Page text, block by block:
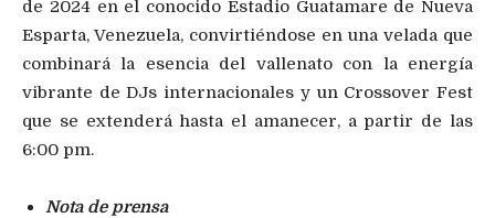
de 2024 en el conocido Estadio Guatamare de Nueva
Esparta, Venezuela, convirtiéndose en una velada que
combinará la esencia del vallenato con la energía
vibrante de DJs internacionales y un Crossover Fest
que se extenderá hasta el amanecer, a partir de las
6:00 pm.
Nota de prensa